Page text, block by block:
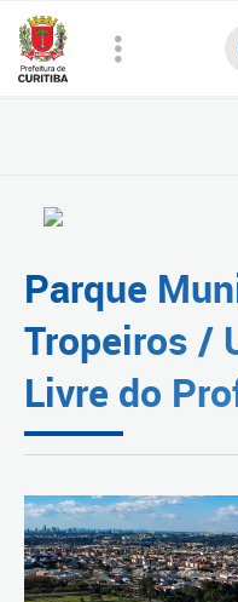
Parque
Tropeiros /
Livre do